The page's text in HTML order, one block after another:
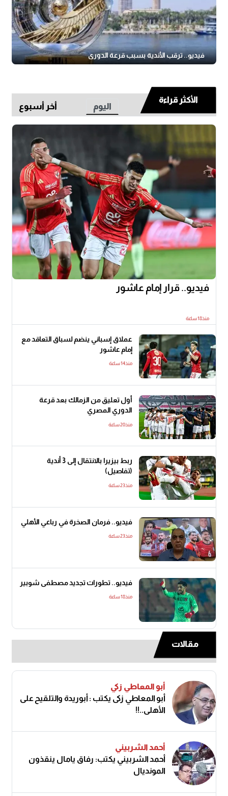
فيديو.. ترقب الأندية بسبب قرعة الدوري
الأكثر قراءة
اليوم أخر أسبوع
فيديو.. قرار إمام عاشور
منذ18 ساعة
عملاق إسباني ينضم لسباق التعاقد مع
إمام عاشور
منذ14 ساعة
أول تعليق من الزمالك بعد قرعة
الدوري المصري
منذ20 ساعة
ربط بيزيرا بالانتقال إلى 3 أندية
(تفاصيل)
منذ23 ساعة
فيديو.. فرمان الصخرة في رباعي الأهلي
منذ23 ساعة
فيديو.. تطورات تجديد مصطفى شوبير
منذ18 ساعة
مقالات
أبو المعاطي زكي
أبو المعاطي زكى يكتب : أبوريدة والتلقيح على
الأهلى..!!
أحمد الشربيني
أحمد الشربيني يكتب: رفاق يامال ينقذون
المونديال